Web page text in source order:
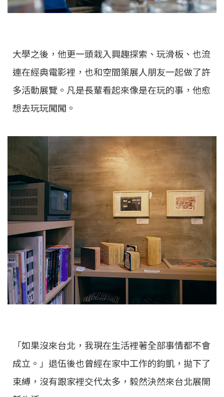
大學之後，他更一頭栽入興趣探索、玩滑板、也流
連在經典電影裡，也和空間策展人朋友一起做了許
多活動展覽。凡是長輩看起來像是在玩的事，他愈
想去玩玩闖闖。
「如果沒來台北，我現在生活裡著全部事情都不會
成立。」退伍後也曾經在家中工作的鈞凱，拋下了
束縛，沒有跟家裡交代太多，毅然決然來台北展開